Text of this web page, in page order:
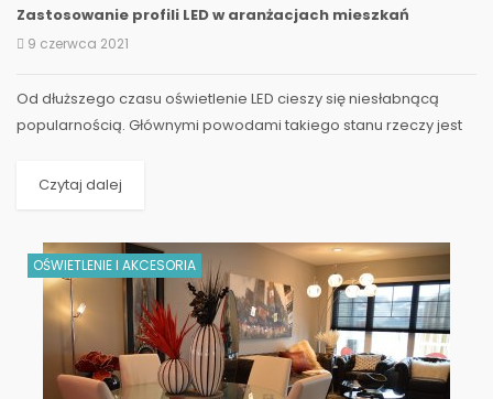
Zastosowanie profili LED w aranżacjach mieszkań
9 czerwca 2021
Od dłuższego czasu oświetlenie LED cieszy się niesłabnącą
popularnością. Głównymi powodami takiego stanu rzeczy jest
Czytaj dalej
OŚWIETLENIE I AKCESORIA